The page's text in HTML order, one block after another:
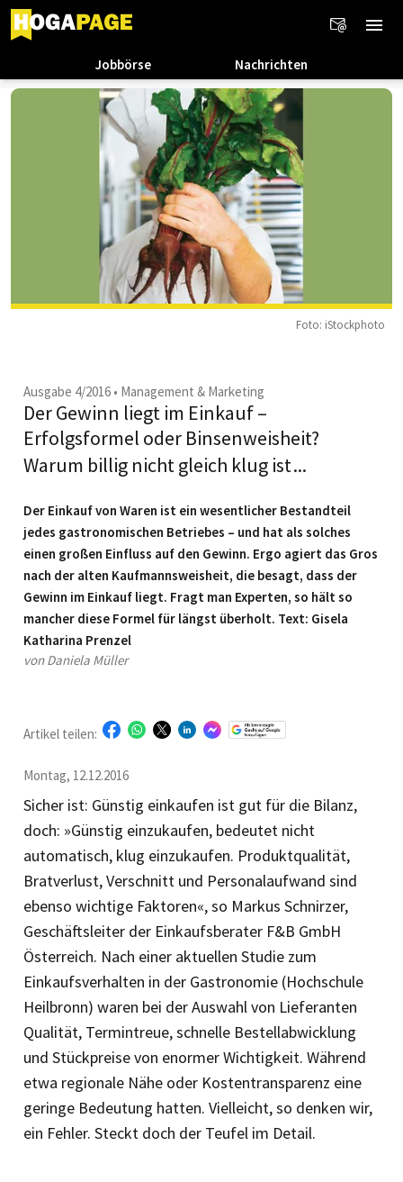
Jobbörse Nachrichten
Foto: iStockphoto
Ausgabe 4/2016 • Management & Marketing
Der Gewinn liegt im Einkauf –
Erfolgsformel oder Binsenweisheit?
Warum billig nicht gleich klug ist ...
Der Einkauf von Waren ist ein wesentlicher Bestandteil
jedes gastronomischen Betriebes – und hat als solches
einen großen Einfluss auf den Gewinn. Ergo agiert das Gros
nach der alten Kaufmannsweisheit, die besagt, dass der
Gewinn im Einkauf liegt. Fragt man Experten, so hält so
mancher diese Formel für längst überholt. Text: Gisela
Katharina Prenzel
von Daniela Müller
Montag, 12.12.2016
Artikel teilen:
Sicher ist: Günstig einkaufen ist gut für die Bilanz,
doch: »Günstig einzukaufen, bedeutet nicht
automatisch, klug einzukaufen. Produktqualität,
Bratverlust, Verschnitt und Personalaufwand sind
ebenso wichtige Faktoren«, so Markus Schnirzer,
Geschäftsleiter der Einkaufsberater F&B GmbH
Österreich. Nach einer aktuellen Studie zum
Einkaufsverhalten in der Gastronomie (Hochschule
Heilbronn) waren bei der Auswahl von Lieferanten
Qualität, Termintreue, schnelle Bestellabwicklung
und Stückpreise von enormer Wichtigkeit. Während
etwa regionale Nähe oder Kostentransparenz eine
geringe Bedeutung hatten. Vielleicht, so denken wir,
ein Fehler. Steckt doch der Teufel im Detail.